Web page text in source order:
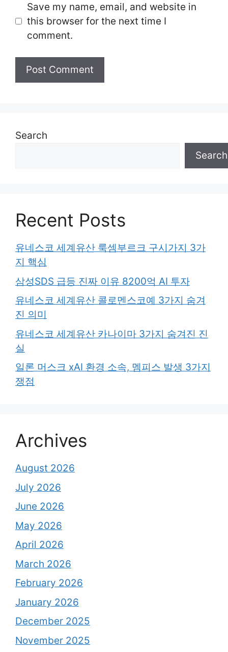
Save my name, email, and website in
this browser for the next time I
comment.
Search
Search
Recent Posts
유네스코 세계유산 룩셈부르크 구시가지 3가
지 핵심
삼성SDS 급등 진짜 이유 8200억 AI 투자
유네스코 세계유산 콜로멘스코예 3가지 숨겨
진 의미
유네스코 세계유산 카나이마 3가지 숨겨진 진
실
일론 머스크 xAI 환경 소속, 멤피스 발생 3가지
쟁점
Archives
August 2026
July 2026
June 2026
May 2026
April 2026
March 2026
February 2026
January 2026
December 2025
November 2025